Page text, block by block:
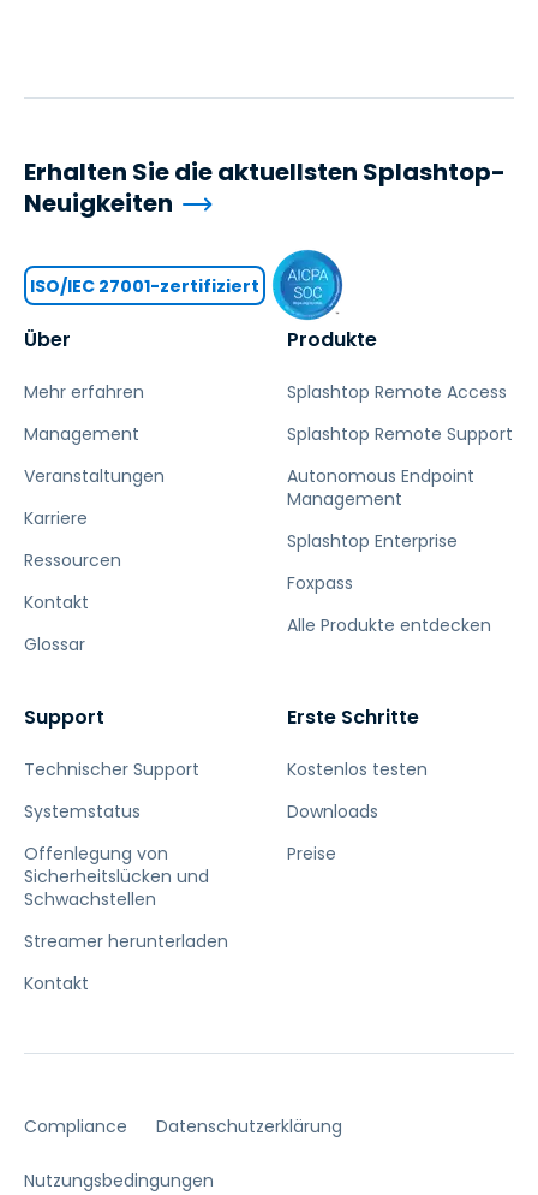
Über
Mehr erfahren
Management
Veranstaltungen
Karriere
Ressourcen
Kontakt
Glossar
Produkte
Splashtop Remote Access
Splashtop Remote Support
Autonomous Endpoint
Management
Splashtop Enterprise
Foxpass
Alle Produkte entdecken
Support
Technischer Support
Systemstatus
Offenlegung von
Sicherheitslücken und
Schwachstellen
Streamer herunterladen
Kontakt
Erste Schritte
Kostenlos testen
Downloads
Preise
Erhalten Sie die aktuellsten Splashtop-
Neuigkeiten
ISO/IEC 27001-zertifiziert
Compliance Datenschutzerklärung
Nutzungsbedingungen